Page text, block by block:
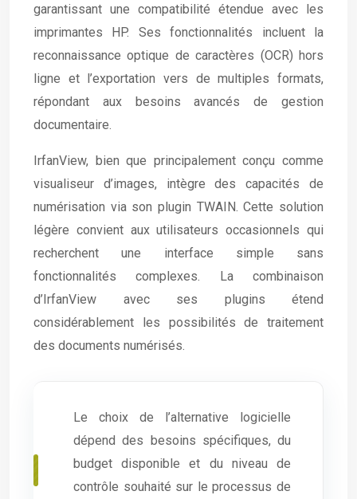
garantissant une compatibilité étendue avec les
imprimantes HP. Ses fonctionnalités incluent la
reconnaissance optique de caractères (OCR) hors
ligne et l’exportation vers de multiples formats,
répondant aux besoins avancés de gestion
documentaire.
IrfanView, bien que principalement conçu comme
visualiseur d’images, intègre des capacités de
numérisation via son plugin TWAIN. Cette solution
légère convient aux utilisateurs occasionnels qui
recherchent une interface simple sans
fonctionnalités complexes. La combinaison
d’IrfanView avec ses plugins étend
considérablement les possibilités de traitement
des documents numérisés.
Le choix de l’alternative logicielle
dépend des besoins spécifiques, du
budget disponible et du niveau de
contrôle souhaité sur le processus de